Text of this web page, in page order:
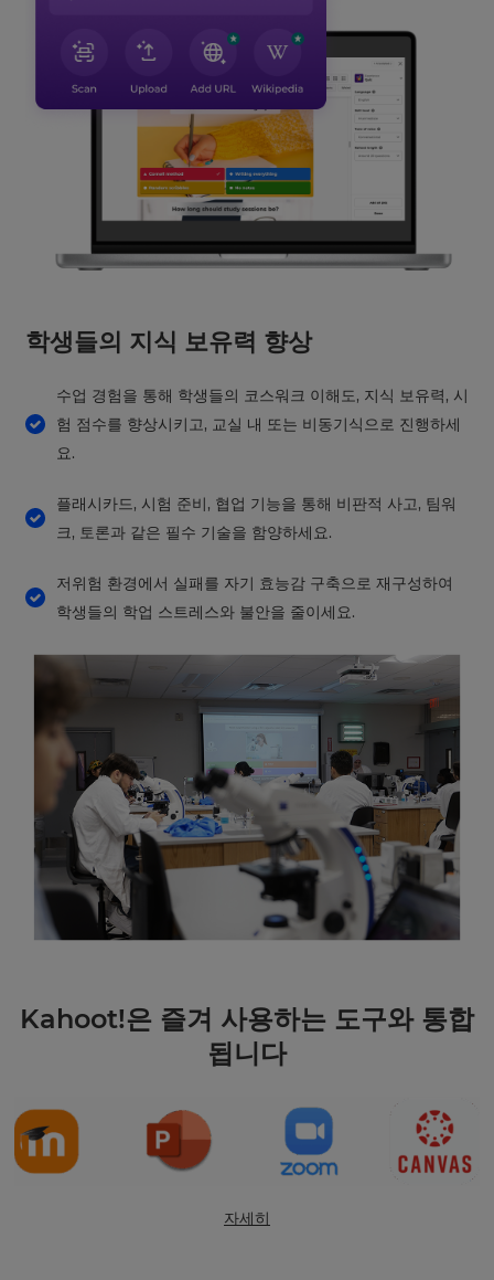
학생들의 지식 보유력 향상
수업 경험을 통해 학생들의 코스워크 이해도, 지식 보유력, 시
험 점수를 향상시키고, 교실 내 또는 비동기식으로 진행하세
요.
플래시카드, 시험 준비, 협업 기능을 통해 비판적 사고, 팀워
크, 토론과 같은 필수 기술을 함양하세요.
저위험 환경에서 실패를 자기 효능감 구축으로 재구성하여
학생들의 학업 스트레스와 불안을 줄이세요.
Kahoot!은 즐겨 사용하는 도구와 통합
됩니다
자세히
purposes.
language
Currency
This
will
update
site.
Settings